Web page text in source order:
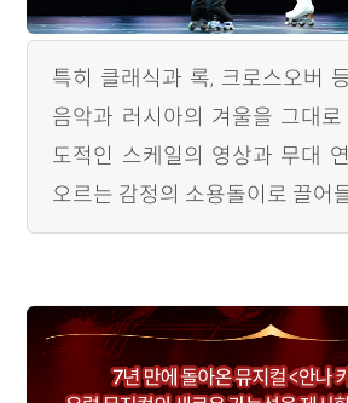
특히 클래식과 록, 크로스오버
음악과 러시아의 겨울을 그대
도적인 스케일의 영상과 무대
오르는 감정의 소용돌이로 끌어